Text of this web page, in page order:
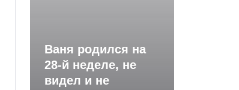
Ваня родился на
28-й неделе, не
видел и не